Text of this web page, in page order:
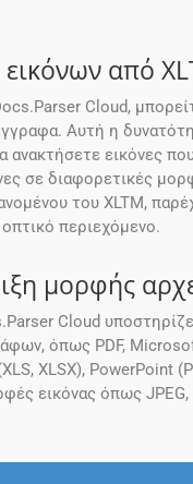
από
Cloud,
Αυτή η
ανακτήσετε εικόνες που
σε διαφορετικές
του XLTM,
περιεχόμενο.
μορφής
Cloud
όπως PDF,
XLSX), PowerPoint
εικόνας όπως JPEG,